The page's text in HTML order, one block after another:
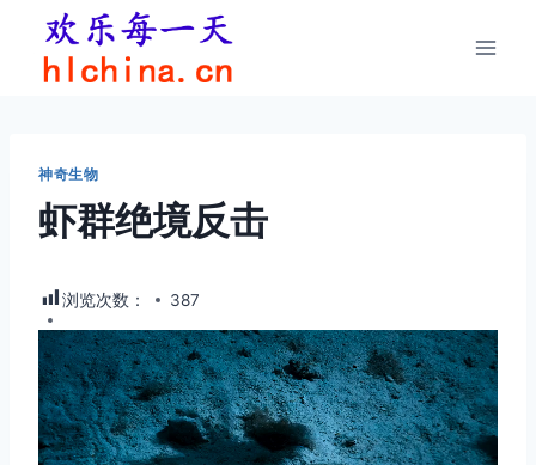
神奇生物
虾群绝境反击
浏览次数： 387